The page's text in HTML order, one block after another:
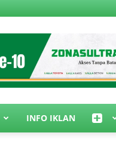
INFO IKLAN